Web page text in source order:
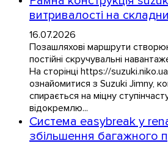
витривалості на
16.07.2026
Позашляхові маршрути
постійні скручувальні
На сторінці https://
ознайомитися з Suzuki Jimny,
спирається на міцну
відокремлю...
Система easybreak у
збільшення багажного